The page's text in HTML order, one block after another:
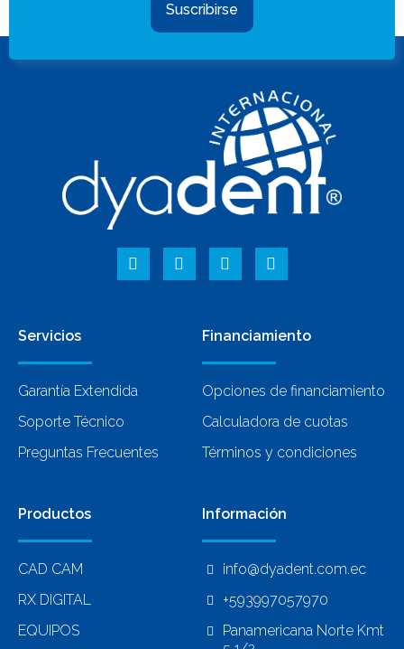
Suscribirse
Servicios
Garantía Extendida
Soporte Técnico
Preguntas Frecuentes
Financiamiento
Opciones de financiamiento
Calculadora de cuotas
Términos y condiciones
Productos
CAD CAM
RX DIGITAL
EQUIPOS
Información
info@dyadent.com.ec
+593997057970
Panamericana Norte Kmt